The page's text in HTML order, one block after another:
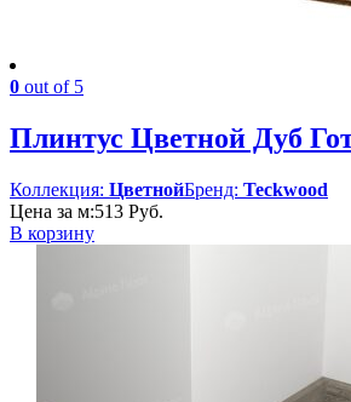
0 out of 5
Плинтус Цветной Дуб
Коллекция: ЦветнойБренд: Teckwood
Цена за м:513 Руб.
В корзину